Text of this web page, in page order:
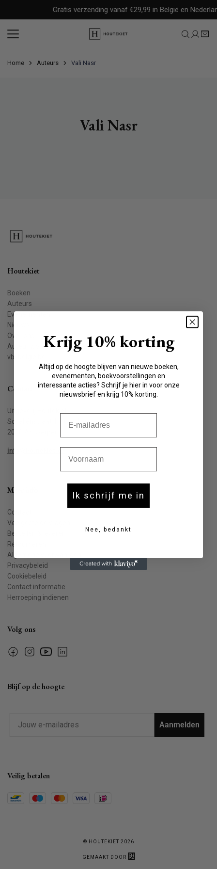
content
Gratis verzending vanaf €29,99 in België en
Home Auteurs Vali Nasr
Vali Nasr
Houtekiet
Boeken
Auteurs
Evenementen
Nieuws
Over ons
Auteur worden
vbkbelgie.be
Contact
Uitgeverij Houtekiet
Schaliënstraat 1, bus 11
2000 Antwerpen
info@houtekiet.be
Meer info
Contact
Veelgestelde vragen
Bestellen & leveren
Retourneren
Algemene voorwaarden
Privacybeleid
Cookiebeleid
Contact informatie
Herroeping indienen
Volg ons
FacebookInstagramYouTubeLinkedin
Blijf op de hoogte
Aanmelden
Veilig betalen
© HOUTEKIET 2026
GEMAAKT DOOR
Krijg 10% korting
Altijd op de hoogte blijven van nieuwe boeken,
evenementen, boekvoorstellingen en
interessante acties? Schrijf je hier in voor onze
nieuwsbrief en krijg 10% korting.
Ik schrijf me in
Nee, bedankt